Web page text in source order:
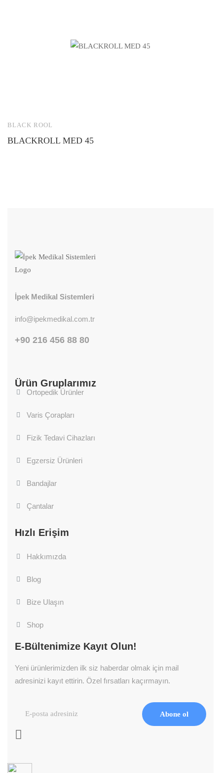
BLACK ROOL
BLACKROLL MED 45
İpek Medikal Sistemleri
info@ipekmedikal.com.tr
+90 216 456 88 80
Ürün Gruplarımız
Ortopedik Ürünler
Varis Çorapları
Fizik Tedavi Cihazları
Egzersiz Ürünleri
Bandajlar
Çantalar
Hızlı Erişim
Hakkımızda
Blog
Bize Ulaşın
Shop
E-Bültenimize Kayıt Olun!
Yeni ürünlerimizden ilk siz haberdar olmak için mail
adresinizi kayıt ettirin. Özel fırsatları kaçırmayın.
Abone ol